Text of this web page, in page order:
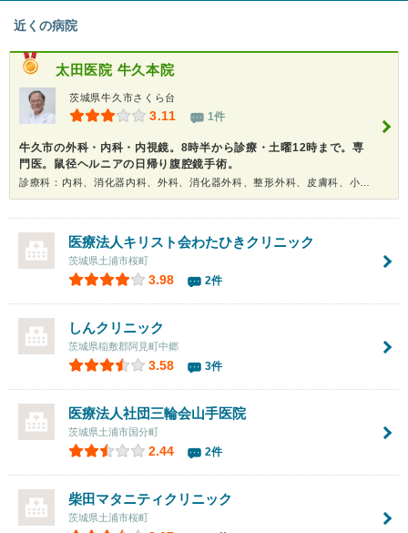
近くの病院
太田医院 牛久本院
茨城県牛久市さくら台
3.11 1件
牛久市の外科・内科・内視鏡。8時半から診療・土曜12時まで。専
門医。鼠径ヘルニアの日帰り腹腔鏡手術。
医療法人キリスト会わたひきクリニック
茨城県土浦市桜町
3.98 2件
しんクリニック
茨城県稲敷郡阿見町中郷
3.58 3件
医療法人社団三輪会山手医院
茨城県土浦市国分町
2.44 2件
柴田マタニティクリニック
茨城県土浦市桜町